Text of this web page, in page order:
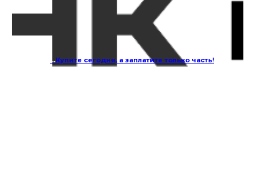
...Купите сегодня, а заплатите только часть!